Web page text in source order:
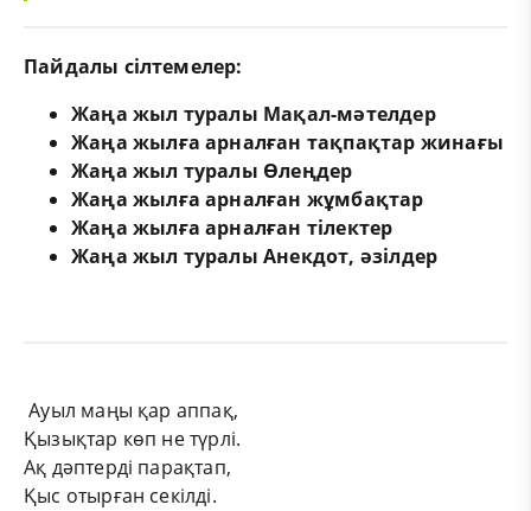
Пайдалы сілтемелер:
Жаңа жыл туралы Мақал-мәтелдер
Жаңа жылға арналған тақпақтар жинағы
Жаңа жыл туралы Өлеңдер
Жаңа жылға арналған жұмбақтар
Жаңа жылға арналған тілектер
Жаңа жыл туралы Анекдот, әзілдер
Ауыл маңы қар аппақ,
Қызықтар көп не түрлі.
Ақ дәптерді парақтап,
Қыс отырған секілді.